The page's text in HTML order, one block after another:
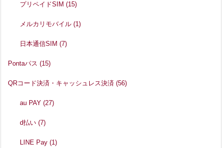
プリペイドSIM(15)
メルカリモバイル(1)
日本通信SIM(7)
Pontaパス (15)
QRコード決済・キャッシュレス決済 (56)
au PAY(27)
d払い(7)
LINE Pay(1)